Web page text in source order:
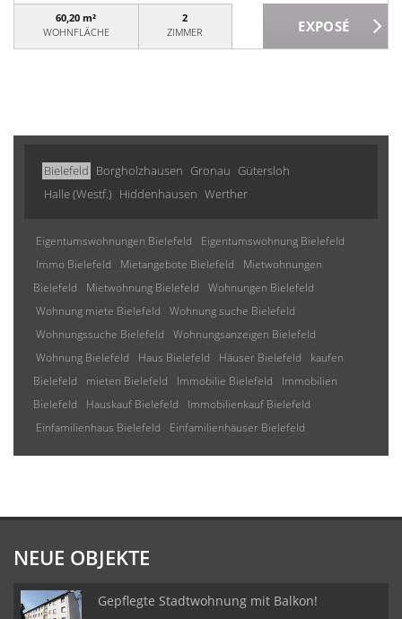
60,20 m²
WOHNFLÄCHE
2
ZIMMER
Bielefeld Borgholzhausen Gronau Gütersloh
Halle (Westf.) Hiddenhausen Werther
Eigentumswohnungen Bielefeld
Eigentumswohnung Bielefeld
Immo Bielefeld
Mietangebote Bielefeld
Mietwohnungen
Bielefeld
Mietwohnung Bielefeld
Wohnungen Bielefeld
Wohnung miete Bielefeld
Wohnung suche Bielefeld
Wohnungssuche Bielefeld
Wohnungsanzeigen Bielefeld
Wohnung Bielefeld
Haus Bielefeld Häuser Bielefeld
kaufen
Bielefeld
mieten Bielefeld Immobilie Bielefeld
Immobilien
Bielefeld
Hauskauf Bielefeld
Immobilienkauf Bielefeld
Einfamilienhaus Bielefeld
Einfamilienhäuser Bielefeld
NEUE OBJEKTE
Gepflegte Stadtwohnung mit Balkon!